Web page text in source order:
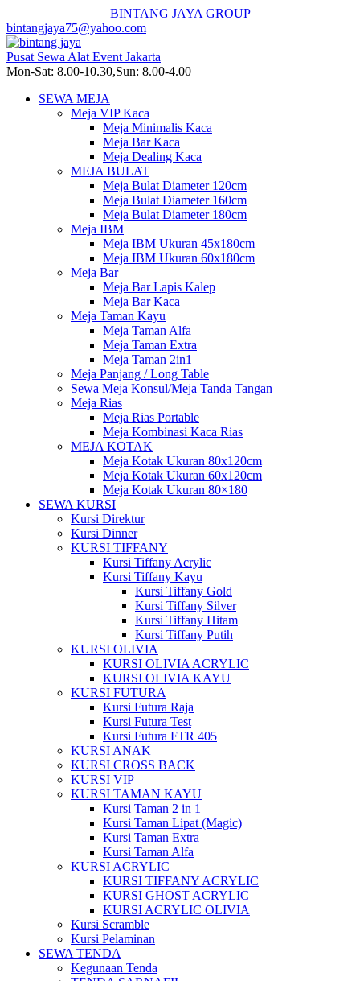
BINTANG JAYA GROUP
bintangjaya75@yahoo.com
Pusat Sewa Alat Event Jakarta
Mon-Sat: 8.00-10.30,Sun: 8.00-4.00
SEWA MEJA
Meja VIP Kaca
Meja Minimalis Kaca
Meja Bar Kaca
Meja Dealing Kaca
MEJA BULAT
Meja Bulat Diameter 120cm
Meja Bulat Diameter 160cm
Meja Bulat Diameter 180cm
Meja IBM
Meja IBM Ukuran 45x180cm
Meja IBM Ukuran 60x180cm
Meja Bar
Meja Bar Lapis Kalep
Meja Bar Kaca
Meja Taman Kayu
Meja Taman Alfa
Meja Taman Extra
Meja Taman 2in1
Meja Panjang / Long Table
Sewa Meja Konsul/Meja Tanda Tangan
Meja Rias
Meja Rias Portable
Meja Kombinasi Kaca Rias
MEJA KOTAK
Meja Kotak Ukuran 80x120cm
Meja Kotak Ukuran 60x120cm
Meja Kotak Ukuran 80×180
SEWA KURSI
Kursi Direktur
Kursi Dinner
KURSI TIFFANY
Kursi Tiffany Acrylic
Kursi Tiffany Kayu
Kursi Tiffany Gold
Kursi Tiffany Silver
Kursi Tiffany Hitam
Kursi Tiffany Putih
KURSI OLIVIA
KURSI OLIVIA ACRYLIC
KURSI OLIVIA KAYU
KURSI FUTURA
Kursi Futura Raja
Kursi Futura Test
Kursi Futura FTR 405
KURSI ANAK
KURSI CROSS BACK
KURSI VIP
KURSI TAMAN KAYU
Kursi Taman 2 in 1
Kursi Taman Lipat (Magic)
Kursi Taman Extra
Kursi Taman Alfa
KURSI ACRYLIC
KURSI TIFFANY ACRYLIC
KURSI GHOST ACRYLIC
KURSI ACRYLIC OLIVIA
Kursi Scramble
Kursi Pelaminan
SEWA TENDA
Kegunaan Tenda